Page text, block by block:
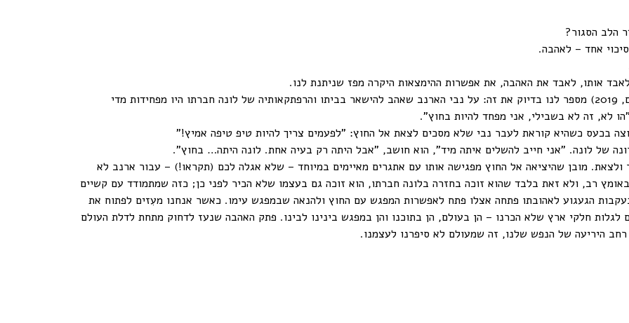
הלב הסגור?
אחד – לאהבה.
אותו, לאבד את האהבה, את אפשרות ההימצאות היקרה מפז שניתנת לנו.
הספר "טיפ טיפה אמיץ" מאת ניקולה קינר (הוצאת אגם, 2019) מספר לנו בדיוק את זה: על נבי הארנב שאהב להישאר בביתו והרפתקאותיה של לונה חברתו היו מפחידות מדי
לא, זה לא בשבילי, אני מפחד להיות בחוץ".
בכעס כשהיא קוראת לעבר נבי שלא מסכים לצאת אל החוץ: "לפעמים צריך להיות טיפ טיפה אמיץ!"
של לונה. "אני חייב להשלים איתה מיד", הוא חושב, "אבל היתה רק בעיה אחת. לונה היתה… בחוץ".
מובן שהיציאה אל החוץ מפגישה אותו עם אתגרים מאיימים במיוחד – שלא אגלה לכם (תקראו!) – עבור ארנב לא
רב, ולא זאת בלבד שהוא זוכה בחזרה בלונה חברתו, הוא זוכה גם בעצמו שלא הכיר לפני כן; כזה שמתמודד עם קשיים
הגעגוע לאהובתו פתחה אצלו פתח לאפשרות המפגש עם החוץ ולהנאה שבמפגש עימו. כאשר אנחנו מעִזים לפתוח את
לגלות חלקי ארץ שלא הכרנו – הן בעולם, הן בתוכנו והן במפגש בינינו לבינו. פתק האהבה שנעז לדחוק מתחת לדלת העולם
היריעה של הנפש שלנו, זה שמעולם לא סיפרנו לעצמנו.